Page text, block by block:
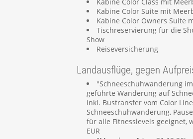
Kabine Color Suite mit
Kabine Color Owners Suite
Tischreservierung für die
Show
Reiseversicherung
Landausflüge, gegen
"Schneeschuhwanderung
geführte Wanderung auf
inkl. Bustransfer vom Color
Schneeschuhwanderung,
für alle Fitnesslevels geeignet,
EUR